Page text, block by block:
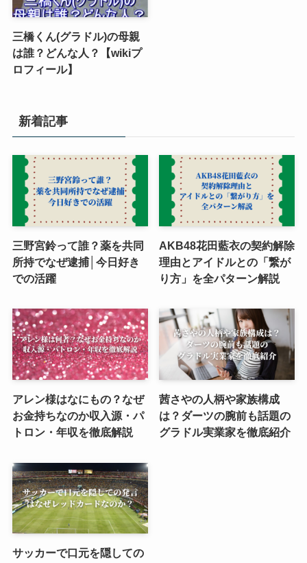
三橋くん(グラドル)の母親
は誰？どんな人？【wikiプ
ロフィール】
新着記事
三野宮鈴って誰？薬を共同
所持でなぜ逮捕│今日好き
での活躍
AKB48花田藍衣の契約解除
理由とアイドルとの「繋が
り方」を全パターン解説
アレン様はなにもの？なぜ
お金持ちなのか収入源・パ
トロン・年収を徹底解説
茜さやの人柄や家族構成
は？ダーツの腕前も話題の
グラドル実業家を徹底紹介
サッカーで口元を隠しての